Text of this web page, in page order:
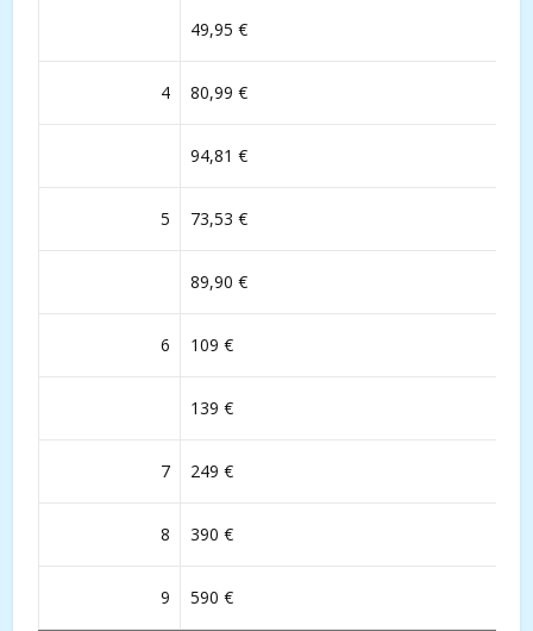
49,95 €
4 80,99 €
94,81 €
5 73,53 €
89,90 €
6 109 €
139 €
7 249 €
8 390 €
9 590 €